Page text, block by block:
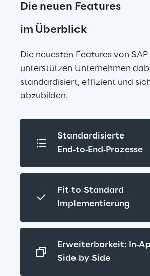
Die neuen Features
im Überblick
Die neuesten Features von SAP
unterstützen Unternehmen
standardisiert, effizient und
abzubilden.
Standardisierte
End‑to‑End‑Prozesse
Fit‑to‑Standard
Implementierung
Erweiterbarkeit:
Side‑by‑Side